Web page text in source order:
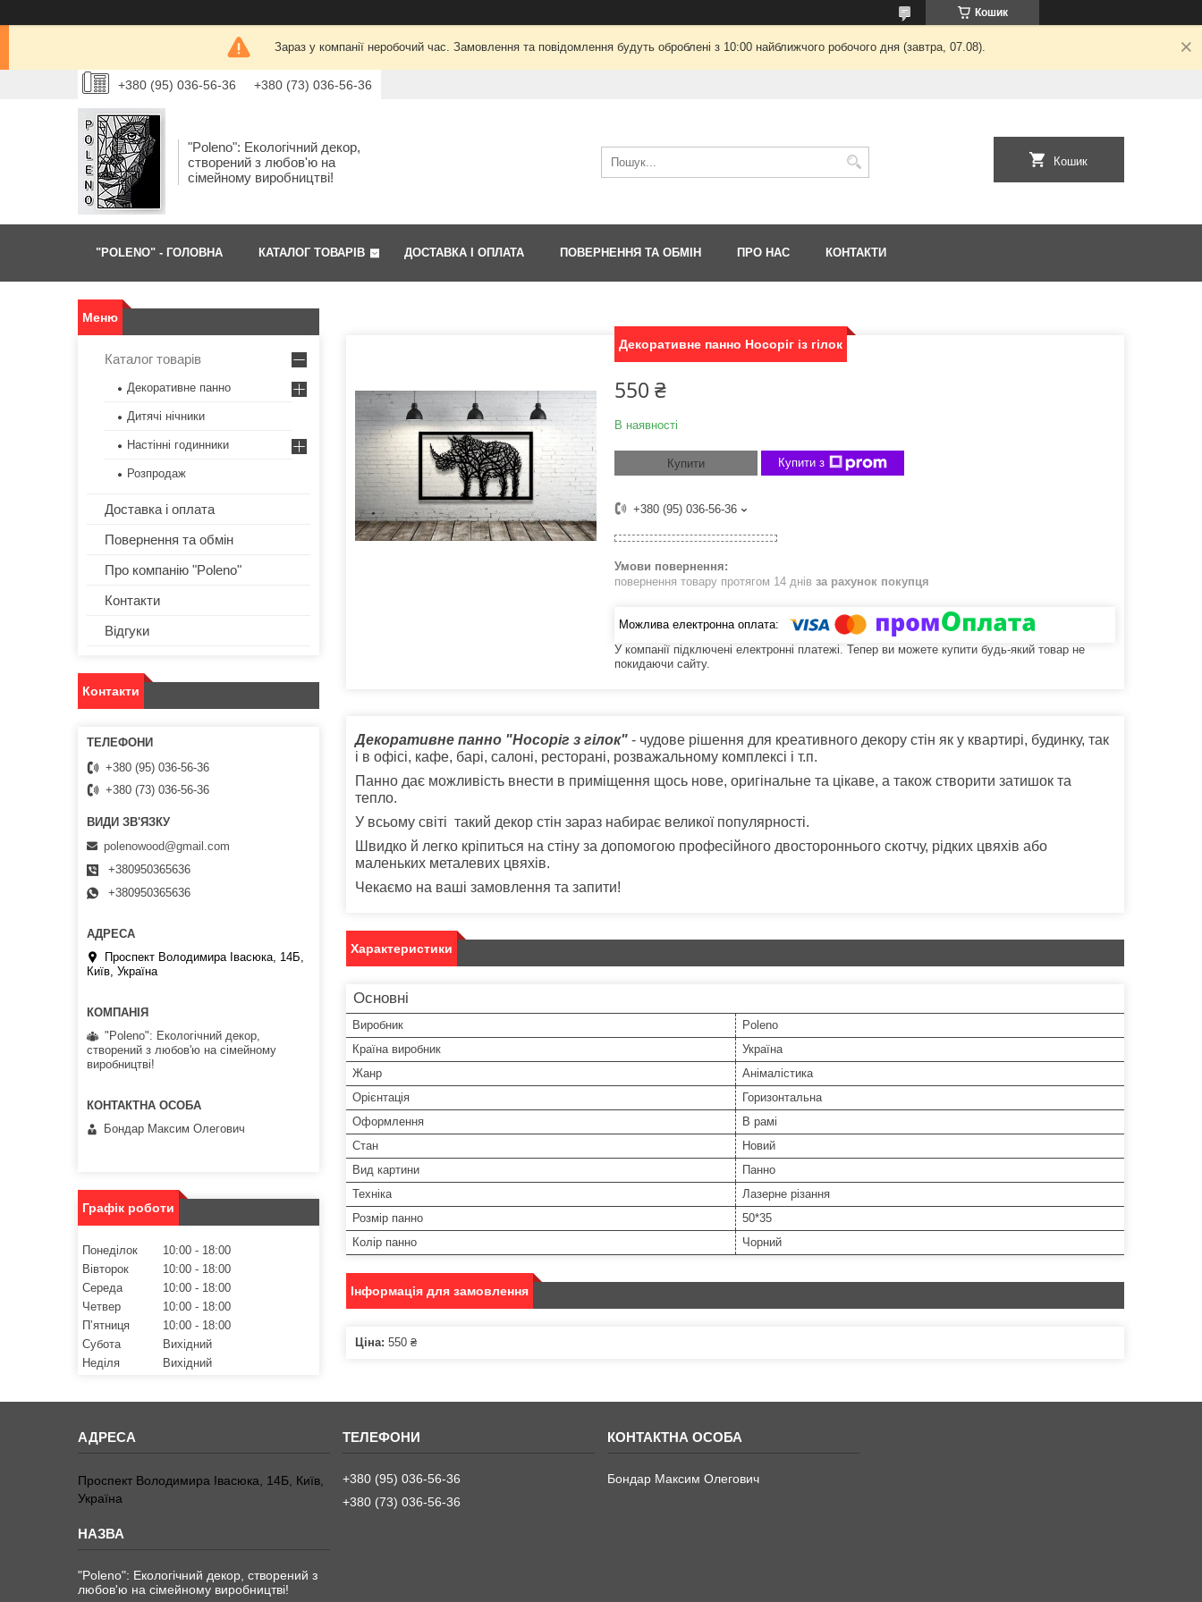
Кошик
Зараз у компанії неробочий час. Замовлення та повідомлення будуть оброблені з 10:00 найближчого робочого дня (завтра, 07.08).
+380 (95) 036-56-36 +380 (73) 036-56-36
"Poleno": Екологічний декор,
створений з любов'ю на
сімейному виробництві!
Кошик
"POLENO" - ГОЛОВНА КАТАЛОГ ТОВАРІВ ДОСТАВКА І ОПЛАТА ПОВЕРНЕННЯ ТА ОБМІН ПРО НАС КОНТАКТИ
Декоративне панно Носоріг із гілок
550 ₴
В наявності
Купити Купити з
+380 (95) 036-56-36
повернення товару протягом 14 днів за рахунок покупця
У компанії підключені електронні платежі. Тепер ви можете купити будь-який товар не
покидаючи сайту.
Декоративне панно "Носоріг з гілок" - чудове рішення для креативного декору стін як у квартирі, будинку, так
і в офісі, кафе, барі, салоні, ресторані, розважальному комплексі і т.п.
Панно дає можливість внести в приміщення щось нове, оригінальне та цікаве, а також створити затишок та
тепло.
У всьому світі такий декор стін зараз набирає великої популярності.
Швидко й легко кріпиться на стіну за допомогою професійного двостороннього скотчу, рідких цвяхів або
маленьких металевих цвяхів.
Чекаємо на ваші замовлення та запити!
Характеристики
Основні
Виробник
Poleno
Країна виробник
Україна
Жанр
Анімалістика
Орієнтація
Горизонтальна
Оформлення
В рамі
Стан
Новий
Вид картини
Панно
Техніка
Лазерне різання
Розмір панно
50*35
Колір панно
Чорний
Інформація для замовлення
Ціна: 550 ₴
Каталог товарів
Декоративне панно
Дитячі нічники
Настінні годинники
Розпродаж
Доставка і оплата
Повернення та обмін
Про компанію "Poleno"
Контакти
Відгуки
Контакти
+380 (95) 036-56-36
+380 (73) 036-56-36
polenowood@gmail.com
+380950365636
+380950365636
Проспект Володимира Івасюка, 14Б,
Київ, Україна
"Poleno": Екологічний декор,
створений з любов'ю на сімейному
виробництві!
Бондар Максим Олегович
Графік роботи
Понеділок 10:00
18:00
Вівторок
10:00
18:00
Середа
10:00
18:00
Четвер
10:00
18:00
Пʼятниця
10:00
18:00
Субота
Вихідний
Неділя
Вихідний
Проспект Володимира Івасюка, 14Б, Київ,
Україна
"Poleno": Екологічний декор, створений з
любов'ю на сімейному виробництві!
+380 (95) 036-56-36
+380 (73) 036-56-36
Бондар Максим Олегович